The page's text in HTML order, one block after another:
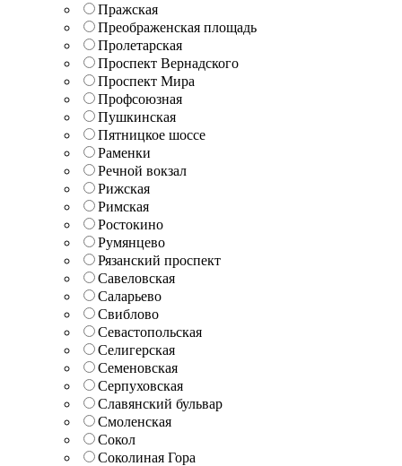
Пражская
Преображенская площадь
Пролетарская
Проспект Вернадского
Проспект Мира
Профсоюзная
Пушкинская
Пятницкое шоссе
Раменки
Речной вокзал
Рижская
Римская
Ростокино
Румянцево
Рязанский проспект
Савеловская
Саларьево
Свиблово
Севастопольская
Селигерская
Семеновская
Серпуховская
Славянский бульвар
Смоленская
Сокол
Соколиная Гора